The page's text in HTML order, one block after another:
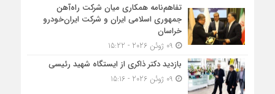
تفاهم‌نامه همکاری میان شرکت راه‌آهن
جمهوری اسلامی ایران و شرکت ایران‌خودرو
خراسان
بازدید دکتر ذاکری از ایستگاه شهید رئیسی